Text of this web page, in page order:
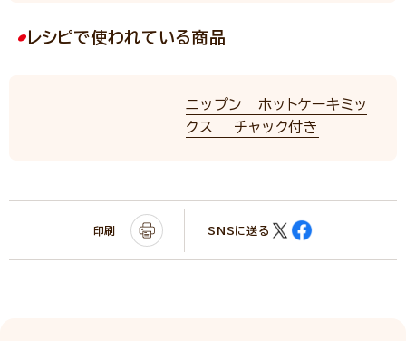
レシピで使われている商品
ニップン ホットケーキミッ
クス チャック付き
印刷 SNSに送る